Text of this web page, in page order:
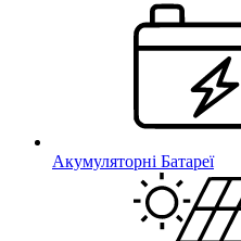
Акумуляторні Батареї